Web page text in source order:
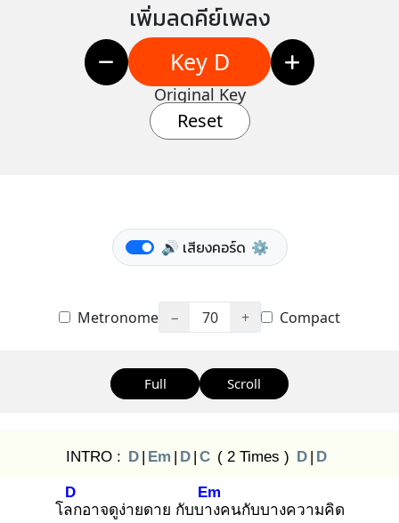
เพิ่มลดคีย์เพลง
Key D
Original Key
Reset
🔊 เสียงคอร์ด ⚙️
Metronome − 70 + Compact
Full Scroll
INTRO : D | Em | D | C ( 2 Times ) D | D
โลก
D
อาจดูง่ายดาย กับบาง
Em
คนกับบางความคิด